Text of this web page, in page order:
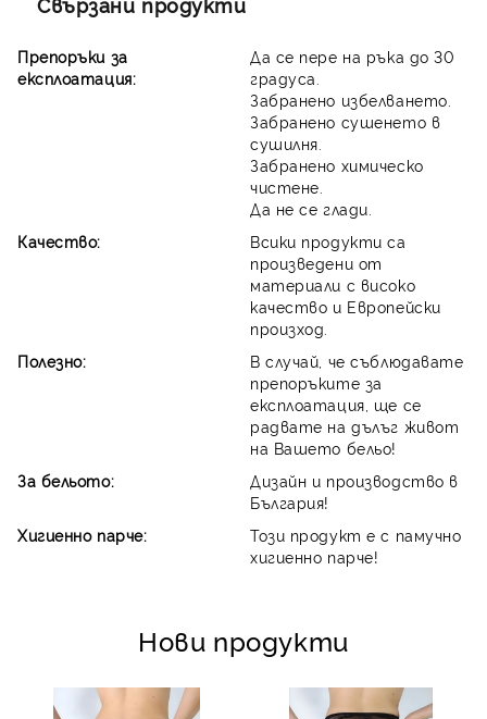
Препоръки за
експлоатация:
Да се пере на ръка до 30
градуса.
Забранено избелването.
Забранено сушенето в
сушилня.
Забранено химическо
чистене.
Да не се глади.
Качество:
Всики продукти са
произведени от
материали с високо
качество и Европейски
произход.
Полезно:
В случай, че съблюдавате
препоръките за
експлоатация, ще се
радвате на дълъг живот
на Вашето бельо!
За бельото:
Дизайн и производство в
България!
Хигиенно парче:
Този продукт е с памучно
хигиенно парче!
Нови продукти